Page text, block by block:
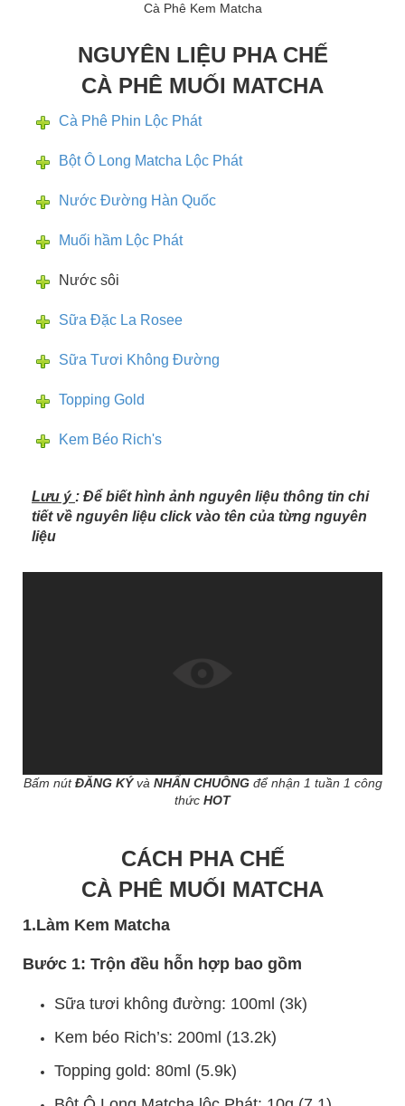
Cà Phê Kem Matcha
NGUYÊN LIỆU PHA CHẾ
CÀ PHÊ MUỐI MATCHA
Cà Phê Phin Lộc Phát
Bột Ô Long Matcha Lộc Phát
Nước Đường Hàn Quốc
Muối hầm Lộc Phát
Nước sôi
Sữa Đặc La Rosee
Sữa Tươi Không Đường
Topping Gold
Kem Béo Rich's
Lưu ý : Để biết hình ảnh nguyên liệu thông tin chi
tiết về nguyên liệu click vào tên của từng nguyên
liệu
Bấm nútĐĂNG KÝvàNHẤN CHUÔNG để nhận 1 tuần 1 công
thức HOT
CÁCH PHA CHẾ
CÀ PHÊ MUỐI MATCHA
1.Làm Kem Matcha
Bước 1: Trộn đều hỗn hợp bao gồm
Sữa tươi không đường: 100ml (3k)
Kem béo Rich’s: 200ml (13.2k)
Topping gold: 80ml (5.9k)